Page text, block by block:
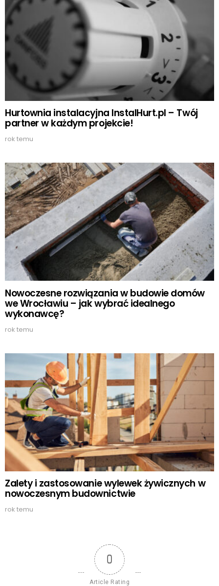
Hurtownia instalacyjna InstalHurt.pl – Twój
partner w każdym projekcie!
rok temu
Nowoczesne rozwiązania w budowie domów
we Wrocławiu – jak wybrać idealnego
wykonawcę?
rok temu
Zalety i zastosowanie wylewek żywicznych w
nowoczesnym budownictwie
rok temu
0
Article Rating